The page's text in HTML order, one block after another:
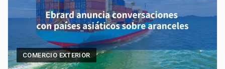
COMERCIO EXTERIOR